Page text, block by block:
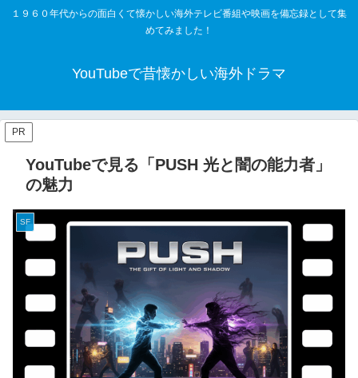
１９６０年代からの面白くて懐かしい海外テレビ番組や映画を備忘録として集
めてみました！
YouTubeで昔懐かしい海外ドラマ
PR
YouTubeで見る「PUSH 光と闇の能力者」
の魅力
SF